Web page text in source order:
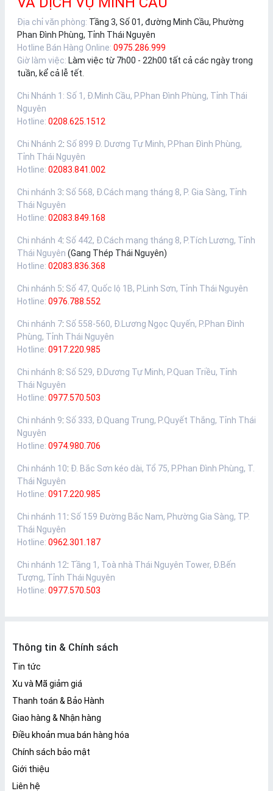
Địa chỉ văn phòng: Tầng 3, Số 01, đường Minh Cầu, Phường
Phan Đình Phùng, Tỉnh Thái Nguyên
Hotline Bán Hàng Online: 0975.286.999
Giờ làm việc: Làm việc từ 7h00 - 22h00 tất cả các ngày trong
tuần, kể cả lễ tết.
Chi Nhánh 1 : Số 1, Đ.Minh Cầu, P.Phan Đình Phùng, Tỉnh Thái
Nguyên
Hotline: 0208.625.1512
Chi Nhánh 2: Số 899 Đ. Dương Tự Minh, P.Phan Đình Phùng,
Tỉnh Thái Nguyên
Hotline: 02083.841.002
Chi nhánh 3: Số 568, Đ.Cách mạng tháng 8, P. Gia Sàng, Tỉnh
Thái Nguyên
Hotline: 02083.849.168
Chi nhánh 4: Số 442, Đ.Cách mạng tháng 8, P.Tích Lương, Tỉnh
Thái Nguyên (Gang Thép Thái Nguyên)
Hotline: 02083.836.368
Chi nhánh 5: Số 47, Quốc lộ 1B, P.Linh Sơn, Tỉnh Thái Nguyên
Hotline: 0976.788.552
Chi nhánh 7: Số 558-560, Đ.Lương Ngọc Quyến, P.Phan Đình
Phùng, Tỉnh Thái Nguyên
Hotline: 0917.220.985
Chi nhánh 8: Số 529, Đ.Dương Tự Minh, P.Quan Triều, Tỉnh
Thái Nguyên
Hotline: 0977.570.503
Chi nhánh 9: Số 333, Đ.Quang Trung, P.Quyết Thắng, Tỉnh Thái
Nguyên
Hotline: 0974.980.706
Chi nhánh 10: Đ. Bắc Sơn kéo dài, Tổ 75, P.Phan Đình Phùng, T.
Thái Nguyên
Hotline: 0917.220.985
Chi nhánh 11 : Số 159 Đường Bắc Nam, Phường Gia Sàng, TP.
Thái Nguyên
Hotline: 0962.301.187
Chi nhánh 12: Tầng 1, Toà nhà Thái Nguyên Tower, Đ.Bến
Tượng, Tỉnh Thái Nguyên
Hotline: 0977.570.503
Thông tin & Chính sách
Tin tức
Xu và Mã giảm giá
Thanh toán & Bảo Hành
Giao hàng & Nhận hàng
Điều khoản mua bán hàng hóa
Chính sách bảo mật
Giới thiệu
Liên hệ